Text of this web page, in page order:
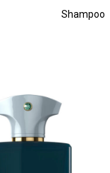
Hårpleje